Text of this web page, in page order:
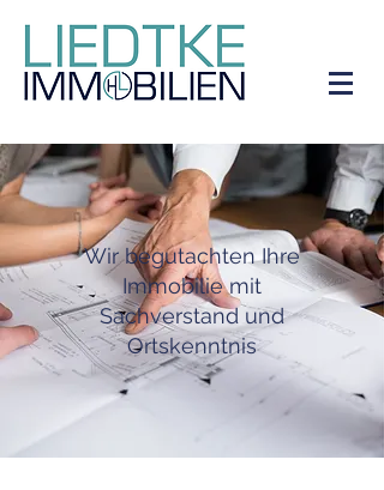
Wir begutachten Ihre
Immobilie mit
Sachverstand und
Ortskenntnis